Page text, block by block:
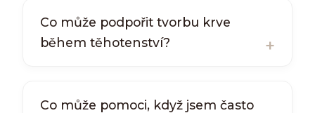
Co může podpořit tvorbu krve
během těhotenství?
Co může pomoci, když jsem často